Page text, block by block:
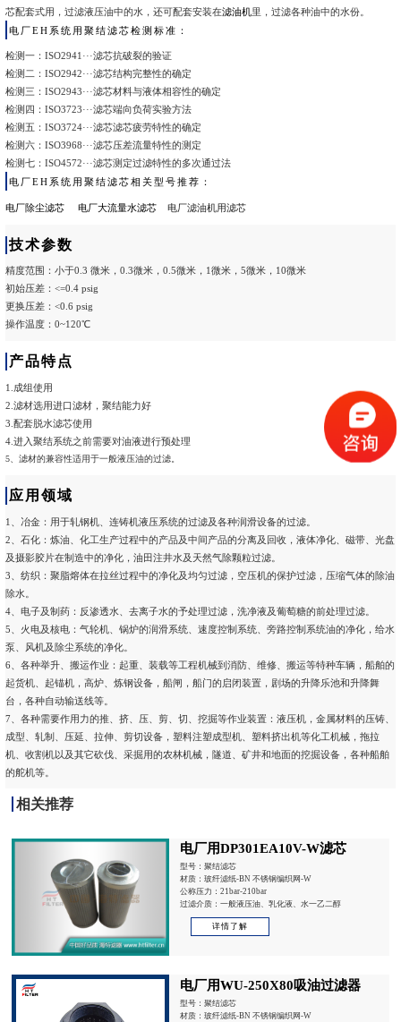
芯配套式用，过滤液压油中的水，还可配套安装在滤油机里，过滤各种油中的水份。
电厂EH系统用聚结滤芯检测标准：
检测一：ISO2941···滤芯抗破裂的验证
检测二：ISO2942···滤芯结构完整性的确定
检测三：ISO2943···滤芯材料与液体相容性的确定
检测四：ISO3723···滤芯端向负荷实验方法
检测五：ISO3724···滤芯滤芯疲劳特性的确定
检测六：ISO3968···滤芯压差流量特性的测定
检测七：ISO4572···滤芯测定过滤特性的多次通过法
电厂EH系统用聚结滤芯相关型号推荐：
电厂除尘滤芯 电厂大流量水滤芯 电厂滤油机用滤芯
技术参数
精度范围：小于0.3 微米，0.3微米，0.5微米，1微米，5微米，10微米
初始压差：<=0.4 psig
更换压差：<0.6 psig
操作温度：0~120℃
产品特点
1.成组使用
2.滤材选用进口滤材，聚结能力好
3.配套脱水滤芯使用
4.进入聚结系统之前需要对油液进行预处理
5、滤材的兼容性适用于一般液压油的过滤。
应用领域
1、冶金：用于轧钢机、连铸机液压系统的过滤及各种润滑设备的过滤。
2、石化：炼油、化工生产过程中的产品及中间产品的分离及回收，液体净化、磁带、光盘
及摄影胶片在制造中的净化，油田注井水及天然气除颗粒过滤。
3、纺织：聚脂熔体在拉丝过程中的净化及均匀过滤，空压机的保护过滤，压缩气体的除油
除水。
4、电子及制药：反渗透水、去离子水的予处理过滤，洗净液及葡萄糖的前处理过滤。
5、火电及核电：气轮机、锅炉的润滑系统、速度控制系统、旁路控制系统油的净化，给水
泵、风机及除尘系统的净化。
6、各种举升、搬运作业：起重、装载等工程机械到消防、维修、搬运等特种车辆，船舶的
起货机、起锚机，高炉、炼钢设备，船闸，船门的启闭装置，剧场的升降乐池和升降舞
台，各种自动输送线等。
7、各种需要作用力的推、挤、压、剪、切、挖掘等作业装置：液压机，金属材料的压铸、
成型、轧制、压延、拉伸、剪切设备，塑料注塑成型机、塑料挤出机等化工机械，拖拉
机、收割机以及其它砍伐、采掘用的农林机械，隧道、矿井和地面的挖掘设备，各种船舶
的舵机等。
相关推荐
电厂用DP301EA10V-W滤芯
型号：聚结滤芯
材质：玻纤滤纸-BN 不锈钢编织网-W
公称压力：21bar-210bar
过滤介质：一般液压油、乳化液、水一乙二醇
详情了解
电厂用WU-250X80吸油过滤器
型号：聚结滤芯
材质：玻纤滤纸-BN 不锈钢编织网-W